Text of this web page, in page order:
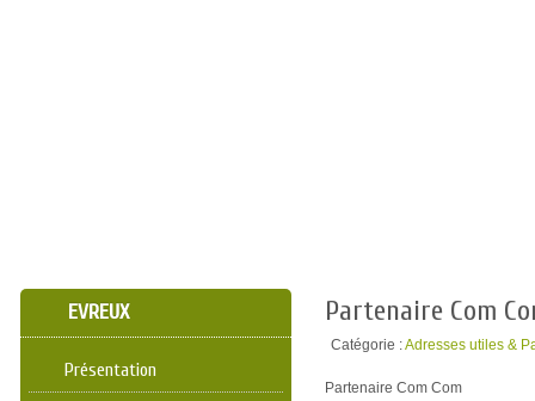
Partenaire Com
Catégorie :Adresses utiles &
Partenaire Com Com
EVREUX
Présentation